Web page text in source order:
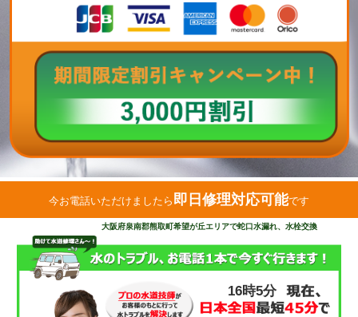
今お電話いただけましたら 即日修理対応可能です
大阪府泉南郡熊取町希望が丘エリアで蛇口水漏れ、水栓交換
16時5分